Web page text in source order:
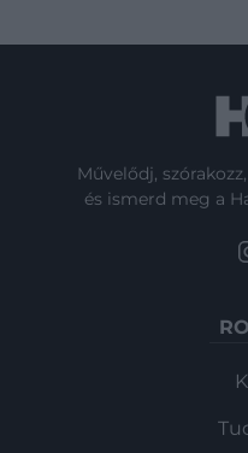
Művelődj,
és ismerd meg a